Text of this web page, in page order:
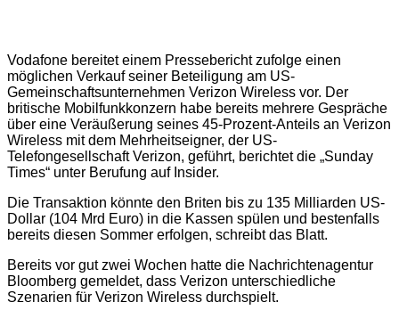
Vodafone bereitet einem Pressebericht zufolge einen
möglichen Verkauf seiner Beteiligung am US-
Gemeinschaftsunternehmen Verizon Wireless vor. Der
britische Mobilfunkkonzern habe bereits mehrere Gespräche
über eine Veräußerung seines 45-Prozent-Anteils an Verizon
Wireless mit dem Mehrheitseigner, der US-
Telefongesellschaft Verizon, geführt, berichtet die „Sunday
Times“ unter Berufung auf Insider.
Die Transaktion könnte den Briten bis zu 135 Milliarden US-
Dollar (104 Mrd Euro) in die Kassen spülen und bestenfalls
bereits diesen Sommer erfolgen, schreibt das Blatt.
Bereits vor gut zwei Wochen hatte die Nachrichtenagentur
Bloomberg gemeldet, dass Verizon unterschiedliche
Szenarien für Verizon Wireless durchspielt.